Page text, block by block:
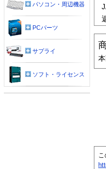
パソコン・周辺機器
PCパーツ
サプライ
ソフト・ライセンス